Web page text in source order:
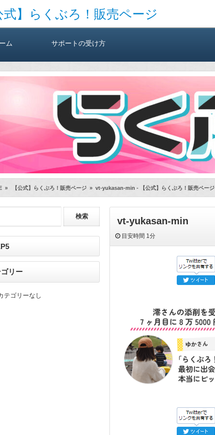
式】らくぶろ！販売ページ
ム サポートの受け方
» 【公式】らくぶろ！販売ページ » vt-yukasan-min - 【公式】らくぶろ！販売ページ
vt-yukasan-min
目安時間 1分
ゴリー
テゴリーなし